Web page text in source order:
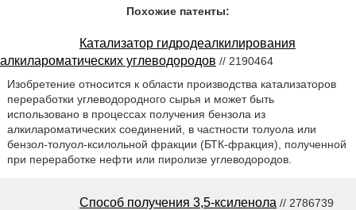
Похожие патенты:
Катализатор гидродеалкилирования
алкилароматических углеводородов // 2190464
Изобретение относится к области производства катализаторов
переработки углеводородного сырья и может быть
использовано в процессах получения бензола из
алкилароматических соединений, в частности толуола или
бензол-толуол-ксилольной фракции (БТК-фракция), полученной
при переработке нефти или пиролизе углеводородов.
Способ получения 3,5-ксиленола // 2786739